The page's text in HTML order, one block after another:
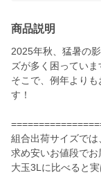
商品説明
2025年秋、猛暑の
ズが多く困っていま
そこで、例年より
す！
組合出荷サイズで
求め安いお値段でお
大玉3Lに比べると